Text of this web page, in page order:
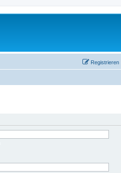
Registrieren